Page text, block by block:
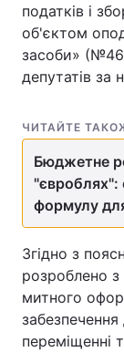
податків і
об'єктом
засоби»
депутатів за
ЧИТАЙТЕ
Бюджетне
формулу
Згідно з
розроблено
митного
переміщенні